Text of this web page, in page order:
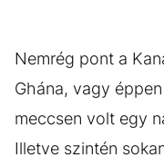
Nemrég pont a
Ghána, vagy
meccsen volt egy
Illetve szintén